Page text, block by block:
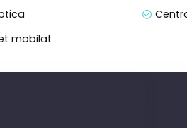
pardoseala cu centrala proprie
mobilat